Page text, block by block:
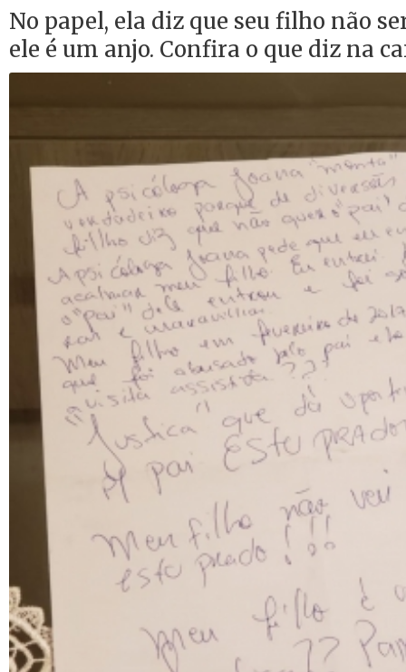
No papel, ela diz que seu filho não
ele é um anjo. Confira o que diz na